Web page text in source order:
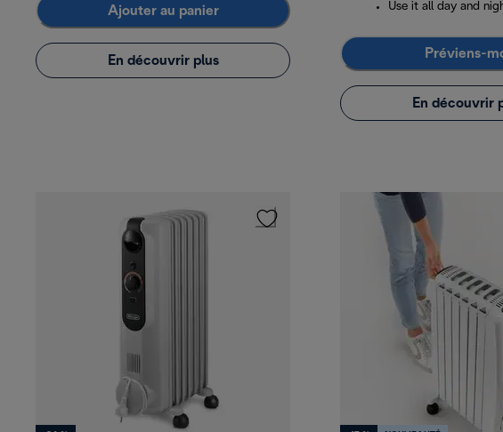
Ajouter au panier
En découvrir plus
Use it all day and
Préviens-
En découvrir